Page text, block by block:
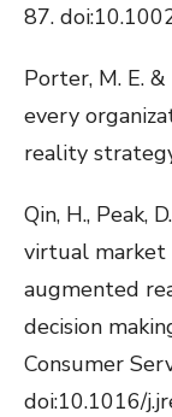
87.
Porter, M. E.
every
reality
Qin, H., Peak,
virtual market
augmented
decision
Consumer
doi:10.1016/